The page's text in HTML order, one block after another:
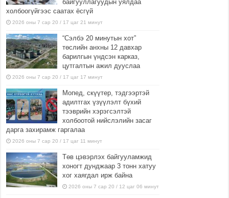
байгууллагуудын уялдаа
холбоогүйгээс саатах ёсгүй
2026 оны 7 сар 20 / 17 цаг 21 минут
“Сэлбэ 20 минутын хот”
төслийн анхны 12 давхар
барилгын үндсэн карказ,
цутгалтын ажил дууслаа
2026 оны 7 сар 20 / 17 цаг 17 минут
Мопед, скүүтер, тэдгээртэй
адилтгах үзүүлэлт бүхий
тээврийн хэрэгсэлтэй
холбоотой нийслэлийн засаг
дарга захирамж гаргалаа
2026 оны 7 сар 20 / 17 цаг 11 минут
Төв цэвэрлэх байгууламжид
хоногт дунджаар 3 тонн хатуу
хог хаягдал ирж байна
2026 оны 7 сар 20 / 12 цаг 06 минут